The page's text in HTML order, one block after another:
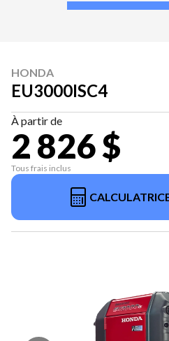
HONDA
EU3000ISC4
À partir de
2 826 $
Tous frais inclus